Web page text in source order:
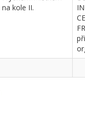
na kole II.